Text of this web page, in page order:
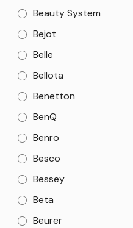
Beauty System
Bejot
Belle
Bellota
Benetton
BenQ
Benro
Besco
Bessey
Beta
Beurer